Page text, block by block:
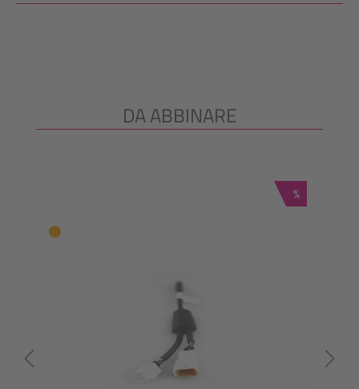
Salta la galleria dei prodotti
DA ABBINARE
Sconto
%